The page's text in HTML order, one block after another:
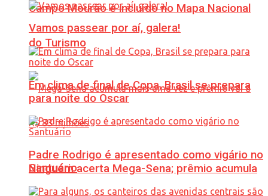
Campo Mourão é incluído no Mapa Nacional
do Turismo
Ninguém acerta Mega-Sena; prêmio acumula
Vamos passear por aí, galera!
Em clima de final de Copa, Brasil se prepara
para noite do Oscar
Padre Rodrigo é apresentado como vigário no
Santuário